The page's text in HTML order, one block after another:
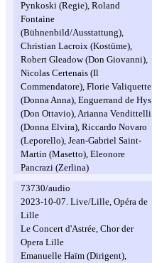
Pynkoski (Regie), Roland
Fontaine
(Bühnenbild/Ausstattung),
Christian Lacroix (Kostüme),
Robert Gleadow (Don Giovanni),
Nicolas Certenais (Il
Commendatore), Florie Valiquette
(Donna Anna), Enguerrand de Hys
(Don Ottavio), Arianna Vendittelli
(Donna Elvira), Riccardo Novaro
(Leporello), Jean-Gabriel Saint-
Martin (Masetto), Eleonore
Pancrazi (Zerlina)
73730/audio
2023-10-07. Live/Lille, Opéra de
Lille
Le Concert d'Astrée, Chor der
Opera Lille
Emanuelle Haïm (Dirigent),